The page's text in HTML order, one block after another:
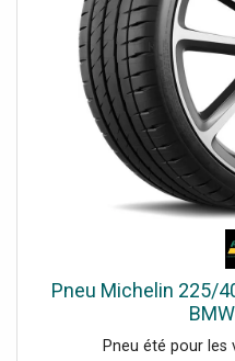
Pneu Michelin 225/
Pneu été pour les